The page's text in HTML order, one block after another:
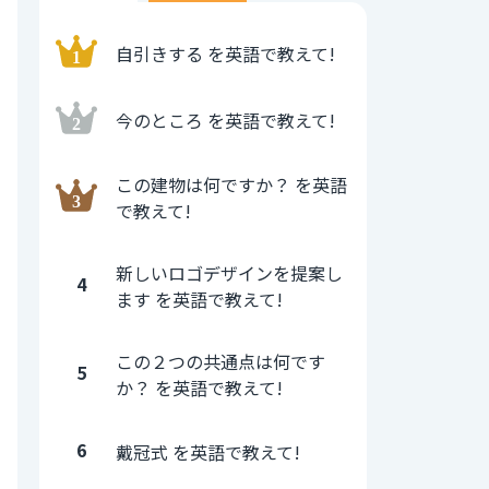
自引きする を英語で教えて!
今のところ を英語で教えて!
この建物は何ですか？ を英語
で教えて!
4
新しいロゴデザインを提案し
ます を英語で教えて!
5
この２つの共通点は何です
か？ を英語で教えて!
6 戴冠式 を英語で教えて!